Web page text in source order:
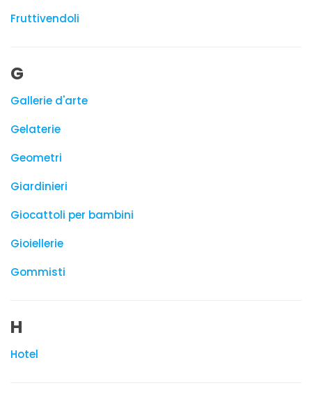
Fruttivendoli
G
Gallerie d'arte
Gelaterie
Geometri
Giardinieri
Giocattoli per bambini
Gioiellerie
Gommisti
H
Hotel